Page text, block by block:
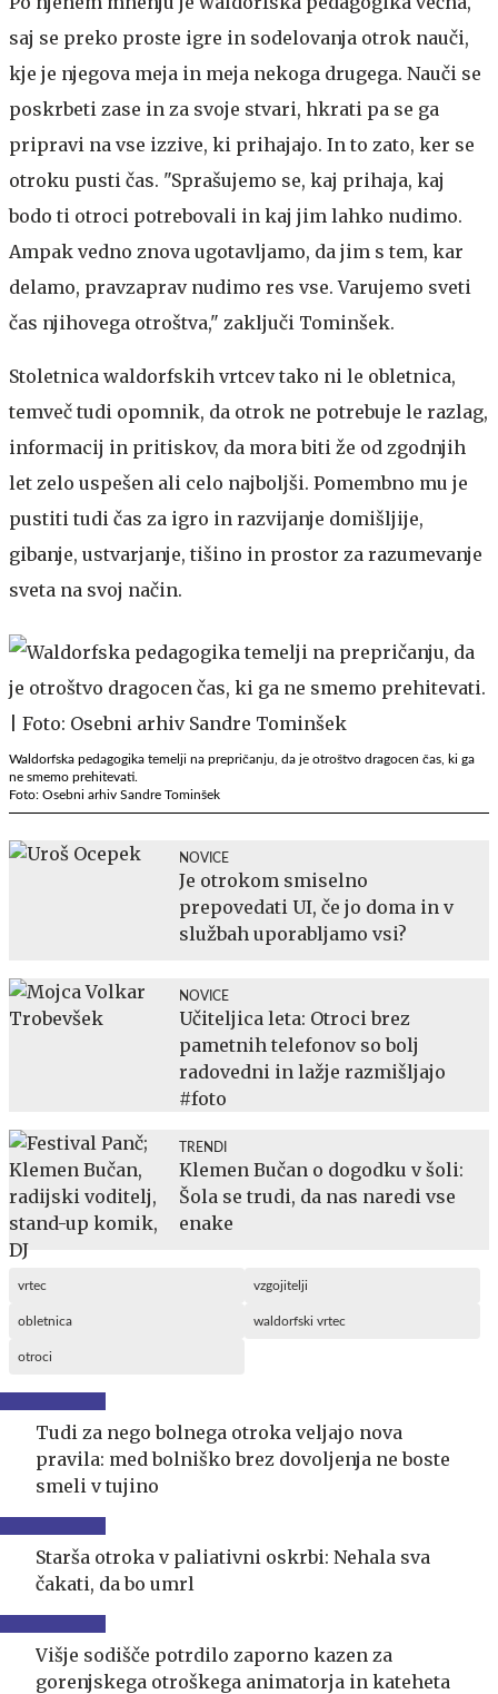
saj se preko proste igre in sodelovanja otrok nauči,
kje je njegova meja in meja nekoga drugega. Nauči se
poskrbeti zase in za svoje stvari, hkrati pa se ga
pripravi na vse izzive, ki prihajajo. In to zato, ker se
otroku pusti čas. "Sprašujemo se, kaj prihaja, kaj
bodo ti otroci potrebovali in kaj jim lahko nudimo.
Ampak vedno znova ugotavljamo, da jim s tem, kar
delamo, pravzaprav nudimo res vse. Varujemo sveti
čas njihovega otroštva," zaključi Tominšek.
Stoletnica waldorfskih vrtcev tako ni le obletnica,
temveč tudi opomnik, da otrok ne potrebuje le razlag,
informacij in pritiskov, da mora biti že od zgodnjih
let zelo uspešen ali celo najboljši. Pomembno mu je
pustiti tudi čas za igro in razvijanje domišljije,
gibanje, ustvarjanje, tišino in prostor za razumevanje
sveta na svoj način.
Waldorfska pedagogika temelji na prepričanju, da je otroštvo dragocen čas, ki ga
ne smemo prehitevati.
Foto: Osebni arhiv Sandre Tominšek
NOVICE
Je otrokom smiselno
prepovedati UI, če jo doma in v
službah uporabljamo vsi?
NOVICE
Učiteljica leta: Otroci brez
pametnih telefonov so bolj
radovedni in lažje razmišljajo
#foto
TRENDI
Klemen Bučan o dogodku v šoli:
Šola se trudi, da nas naredi vse
enake
vrtec vzgojitelji
obletnica waldorfski vrtec
otroci
Tudi za nego bolnega otroka veljajo nova
pravila: med bolniško brez dovoljenja ne boste
smeli v tujino
Starša otroka v paliativni oskrbi: Nehala sva
čakati, da bo umrl
Višje sodišče potrdilo zaporno kazen za
gorenjskega otroškega animatorja in kateheta